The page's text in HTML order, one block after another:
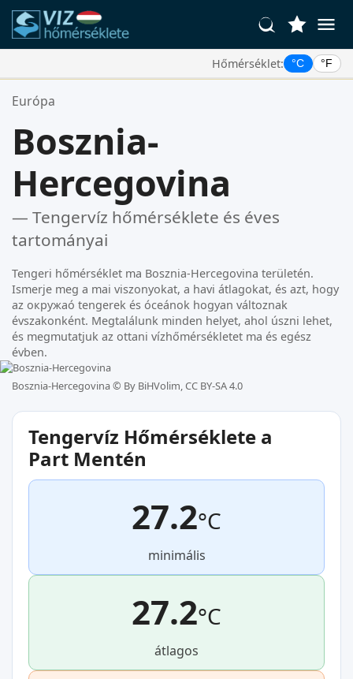
Hőmérséklet: °C °F
Kedvenc Helyszínei:
Európa
Bosznia-
Hercegovina
— Tengervíz hőmérséklete és éves
tartományai
Tengeri hőmérséklet ma Bosznia-Hercegovina területén.
Ismerje meg a mai viszonyokat, a havi átlagokat, és azt, hogy
az окружаó tengerek és óceánok hogyan változnak
évszakonként. Megtalálunk minden helyet, ahol úszni lehet,
és megmutatjuk az ottani vízhőmérsékletet ma és egész
évben.
Bosznia-Hercegovina © By BiHVolim, CC BY-SA 4.0
Tengervíz Hőmérséklete a
Part Mentén
27.2°C
minimális
27.2°C
átlagos